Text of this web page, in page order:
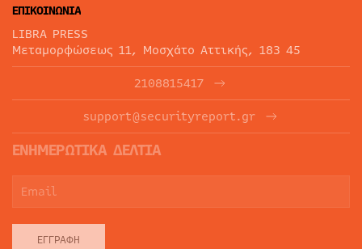
ΕΠΙΚΟΙΝΩΝΙΑ
LIBRA PRESS
Μεταμορφώσεως 11, Μοσχάτο Αττικής, 183 45
2108815417
support@securityreport.gr
ΕΝΗΜΕΡΩΤΙΚΑ ΔΕΛΤΙΑ
ΕΓΓΡΑΦΉ